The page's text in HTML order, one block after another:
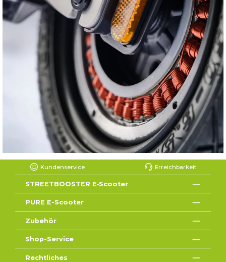
Kundenservice Erreichbarkeit
STREETBOOSTER E‑Scooter
PURE E-Scooter
Zubehör
Shop-Service
Rechtliches